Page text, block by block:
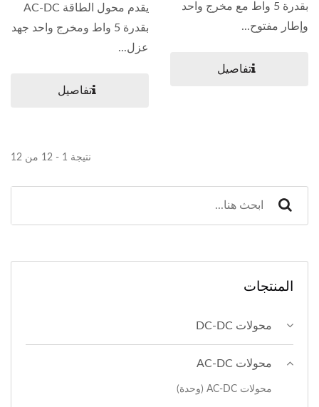
بقدرة 5 واط مع مخرج واحد
وإطار مفتوح...
تفاصيل
يقدم محول الطاقة AC-DC
بقدرة 5 واط ومخرج واحد جهد
عزل...
تفاصيل
نتيجة 1 - 12 من 12
المنتجات
محولات DC-DC
محولات AC-DC
محولات AC-DC (وحدة)